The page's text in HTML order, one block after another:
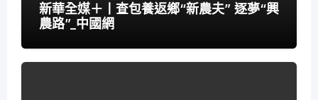
新華全媒＋丨查包養返鄉“新農夫” 逐夢“興
農路”_中國網